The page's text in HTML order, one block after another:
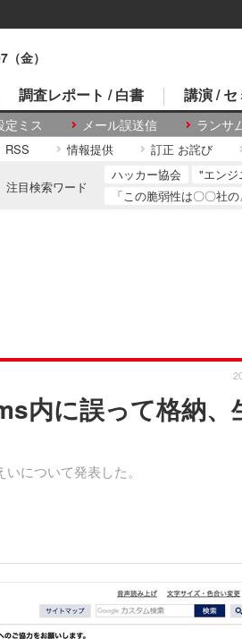
金）
定ミス メール誤送信 ランサ
調査レポート / 白書 講演 /
RSS 情報提供 訂正 お詫び
注目検索ワード
ハッカー協会 "エンジ
「この脆弱性は〇〇社
内に誤って格納、
について発表した。